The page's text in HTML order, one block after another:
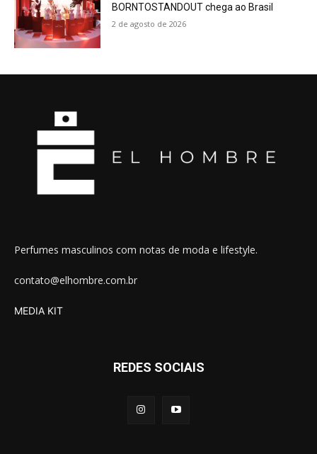
BORNTOSTANDOUT chega ao Brasil
2 de agosto de 2026
Perfumes masculinos com notas de moda e lifestyle.
contato@elhombre.com.br
MEDIA KIT
REDES SOCIAIS